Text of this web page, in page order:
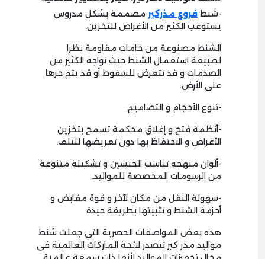
-شنط فروع مذركير مصممة بشكل مدروس
يستوعب الكثير من الأغراض للتخزين.
الشنط مصنوعة من خامات مقاومة نظرا
لطبيعة استعمال الشنط حيث تواجه الكثير من
الصدمات و قد تتعرض للسقوط أو قد يتم جرها
على الأرض.
-تنوع الأحجام و التصاميم.
-أنظمة فتح و إغلاق محكمة تسمح بتخزين
الأغراض و الاحتفاظ بها دون تعريضها للتلف.
-ألوان مبهجة تناسب الجنسين و تشكيلة متنوعة
من الرسومات المخصصة للمواليد.
-سهولة النقل من مكان لآخر و قوة مقابض و
أحزمة الشنط و تثبيتها بطريقة جيدة.
هذه بعض المواصفات الحصرية التي جعلت شنط
مواليد مذر كير تتصدر لائحة الماركات العالمية في